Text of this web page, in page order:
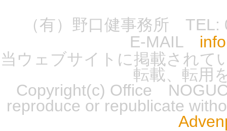
（有）野口健事務所 TEL:
E-MAIL
当ウェブサイトに掲載されて
転載、転用
Copyright(c) Office
reproduce or republicate